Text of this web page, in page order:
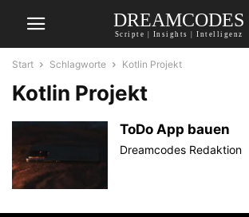
DREAMCODES
Scripte | Insights | Intelligenz
Start Schlagworte Kotlin Projekt
Kotlin Projekt
ToDo App bauen
Dreamcodes Redaktion